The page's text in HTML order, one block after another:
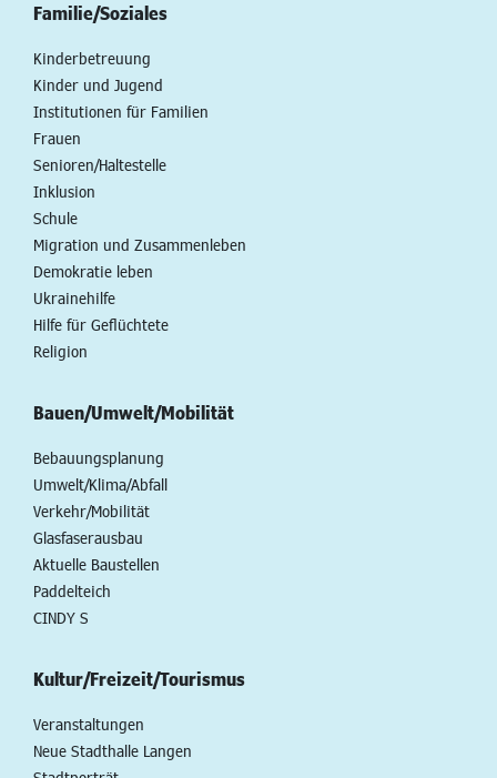
Familie/Soziales
Kinderbetreuung
Kinder und Jugend
Institutionen für Familien
Frauen
Senioren/Haltestelle
Inklusion
Schule
Migration und Zusammenleben
Demokratie leben
Ukrainehilfe
Hilfe für Geflüchtete
Religion
Bauen/Umwelt/Mobilität
Bebauungsplanung
Umwelt/Klima/Abfall
Verkehr/Mobilität
Glasfaserausbau
Aktuelle Baustellen
Paddelteich
CINDY S
Kultur/Freizeit/Tourismus
Veranstaltungen
Neue Stadthalle Langen